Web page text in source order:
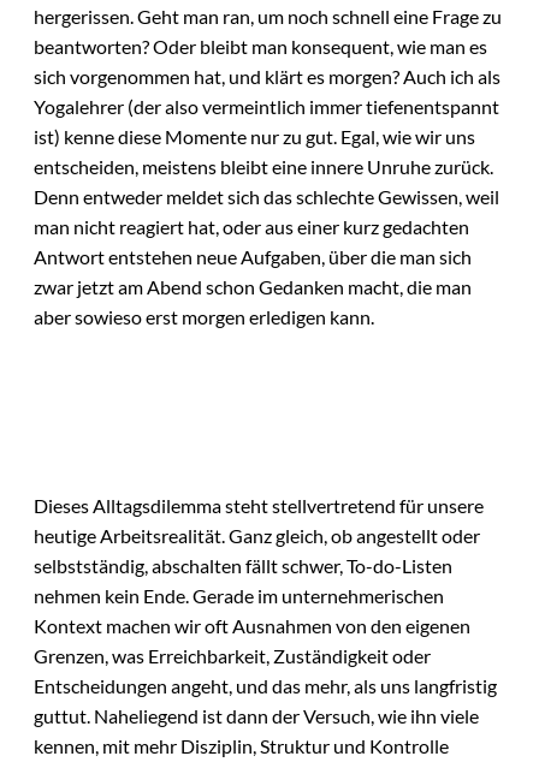
hergerissen. Geht man ran, um noch schnell eine Frage zu
beantworten? Oder bleibt man konsequent, wie man es
sich vorgenommen hat, und klärt es morgen? Auch ich als
Yogalehrer (der also vermeintlich immer tiefenentspannt
ist) kenne diese Momente nur zu gut. Egal, wie wir uns
entscheiden, meistens bleibt eine innere Unruhe zurück.
Denn entweder meldet sich das schlechte Gewissen, weil
man nicht reagiert hat, oder aus einer kurz gedachten
Antwort entstehen neue Aufgaben, über die man sich
zwar jetzt am Abend schon Gedanken macht, die man
aber sowieso erst morgen erledigen kann.
Dieses Alltagsdilemma steht stellvertretend für unsere
heutige Arbeitsrealität. Ganz gleich, ob angestellt oder
selbstständig, abschalten fällt schwer, To-do-Listen
nehmen kein Ende. Gerade im unternehmerischen
Kontext machen wir oft Ausnahmen von den eigenen
Grenzen, was Erreichbarkeit, Zuständigkeit oder
Entscheidungen angeht, und das mehr, als uns langfristig
guttut. Naheliegend ist dann der Versuch, wie ihn viele
kennen, mit mehr Disziplin, Struktur und Kontrolle